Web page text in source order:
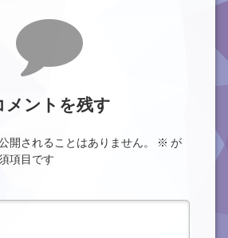
メントを残す
開されることはありません。 ※ が
項目です